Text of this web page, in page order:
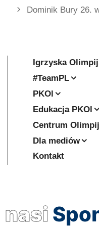
Dominik Bury 26.
Igrzyska
#TeamPL
PKOl
Edukacja PKOl
Centrum
Dla mediów
Kontakt
nasi